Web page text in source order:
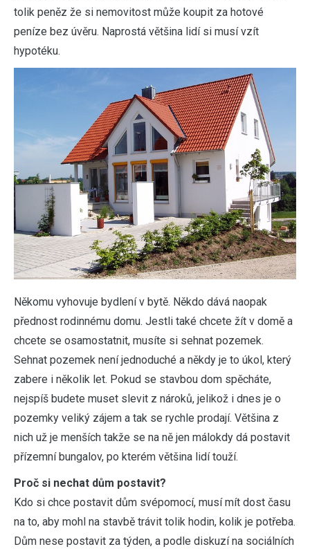
tolik peněz že si nemovitost může koupit za hotové
peníze bez úvěru. Naprostá většina lidí si musí vzít
hypotéku.
Někomu vyhovuje bydlení v bytě. Někdo dává naopak
přednost rodinnému domu. Jestli také chcete žít v domě a
chcete se osamostatnit, musíte si sehnat pozemek.
Sehnat pozemek není jednoduché a někdy je to úkol, který
zabere i několik let. Pokud se stavbou dom spěcháte,
nejspíš budete muset slevit z nároků, jelikož i dnes je o
pozemky veliký zájem a tak se rychle prodají. Většina z
nich už je menších takže se na ně jen málokdy dá postavit
přízemní bungalov, po kterém většina lidí touží.
Proč si nechat dům postavit?
Kdo si chce postavit dům svépomocí, musí mít dost času
na to, aby mohl na stavbě trávit tolik hodin, kolik je potřeba.
Dům nese postavit za týden, a podle diskuzí na sociálních